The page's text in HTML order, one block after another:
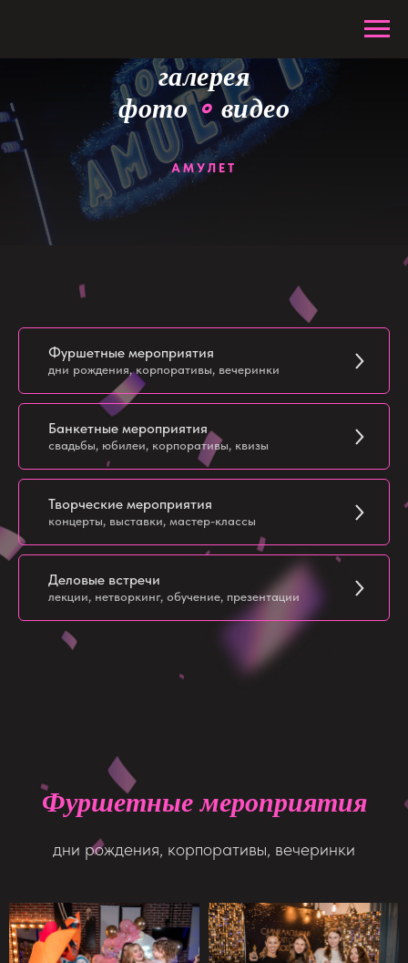
галерея
фото∘ видео
АМУЛЕТ
Фуршетные мероприятия
дни рождения, корпоративы, вечеринки
Банкетные мероприятия
свадьбы, юбилеи, корпоративы, квизы
Творческие мероприятия
концерты, выставки, мастер-классы
Деловые встречи
лекции, нетворкинг, обучение, презентации
Фуршетные мероприятия
дни рождения, корпоративы, вечеринки